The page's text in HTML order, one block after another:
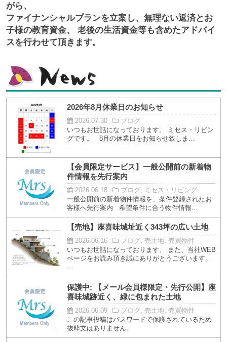
がら、
ファイナンシャルプランを立案し、無理ない返済とお
子様の教育資金、 老後の生活資金等も含めたアドバイ
スを行わせて頂きます。
2026年8月休業日のお知らせ
2026.07.30 ブログ
いつもお世話になっております。 ミセス・リビン
グです。 8月の休業日をお知らせ致しま…
【会員限定サービス】一般公開前の新着物
件情報を先行案内
2026.06.18 ブログ, ミセス・リビング
一般公開前の新着物件情報を、条件登録されたお
客様へ先行案内 希望条件に合う物件情報…
【売地】座喜味城址近く343坪の広い土地
2026.06.16 ブログ, 売土地, 売買物件
いつもお世話になっております。 また、当社WEB
ページをお読み頂き誠にありがとうございます。
保護中: 【メール会員様限定・先行公開】座
喜味城跡近く、緑に包まれた土地
2026.06.09 ブログ, 売土地, 売買物件
この記事投稿はパスワードで保護されているため
抜粋文はありません。